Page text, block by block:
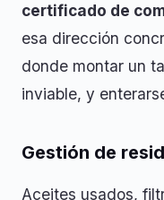
certificado de
esa dirección
donde montar un
inviable, y
Gestión de
Aceites usados,